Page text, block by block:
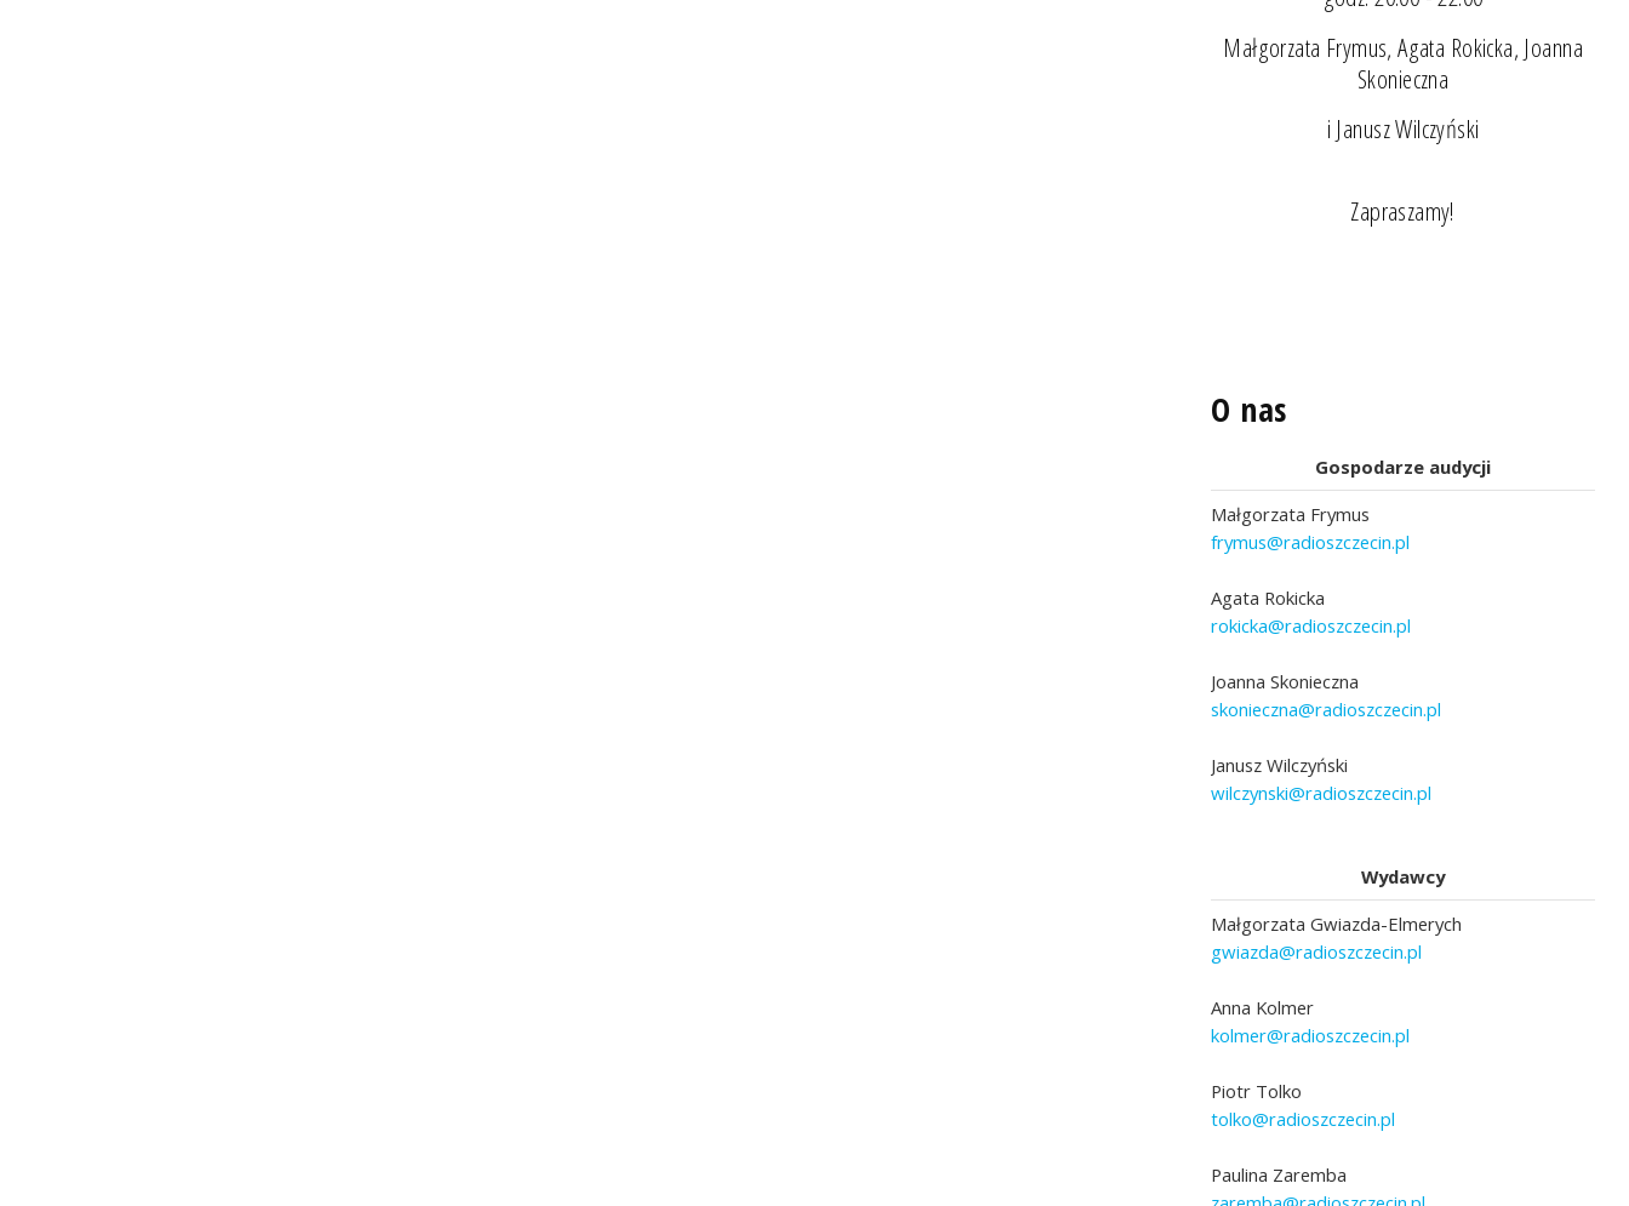
Małgorzata Frymus, Agata Rokicka, Joanna
Skonieczna
i Janusz Wilczyński
Zapraszamy!
O nas
Gospodarze audycji
Małgorzata Frymus
frymus@radioszczecin.pl
Agata Rokicka
rokicka@radioszczecin.pl
Joanna Skonieczna
skonieczna@radioszczecin.pl
Janusz Wilczyński
wilczynski@radioszczecin.pl
Wydawcy
Małgorzata Gwiazda-Elmerych
gwiazda@radioszczecin.pl
Anna Kolmer
kolmer@radioszczecin.pl
Piotr Tolko
tolko@radioszczecin.pl
Paulina Zaremba